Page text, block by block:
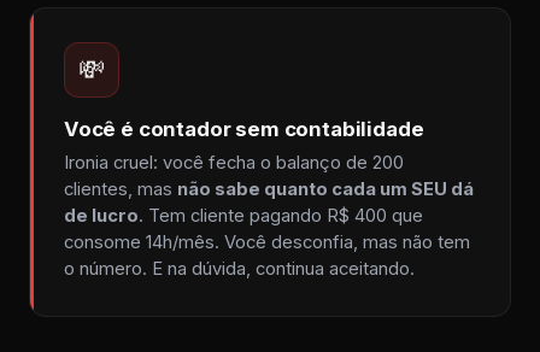
💸
Você é contador sem contabilidade
Ironia cruel: você fecha o balanço de 200
clientes, mas não sabe quanto cada um SEU dá
de lucro. Tem cliente pagando R$ 400 que
consome 14h/mês. Você desconfia, mas não tem
o número. E na dúvida, continua aceitando.